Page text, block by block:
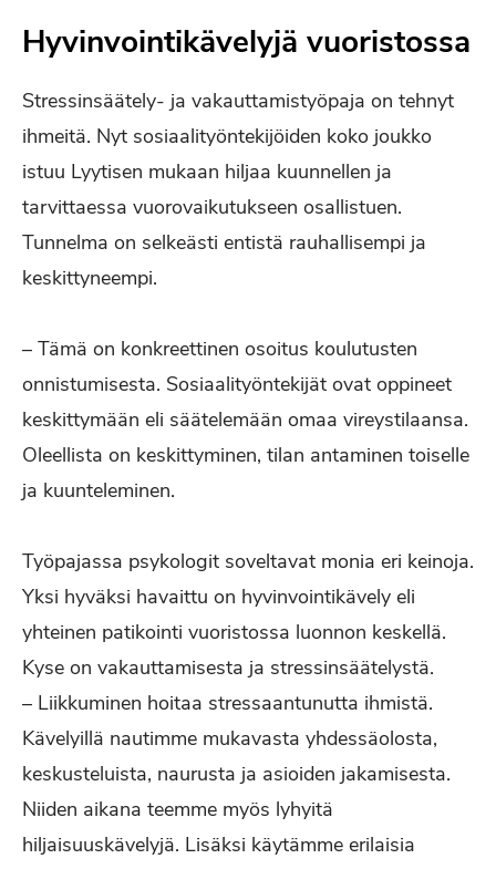
Hyvinvointikävelyjä vuoristossa
Stressinsäätely- ja vakauttamistyöpaja on tehnyt
ihmeitä. Nyt sosiaalityöntekijöiden koko joukko
istuu Lyytisen mukaan hiljaa kuunnellen ja
tarvittaessa vuorovaikutukseen osallistuen.
Tunnelma on selkeästi entistä rauhallisempi ja
keskittyneempi.
– Tämä on konkreettinen osoitus koulutusten
onnistumisesta. Sosiaalityöntekijät ovat oppineet
keskittymään eli säätelemään omaa vireystilaansa.
Oleellista on keskittyminen, tilan antaminen toiselle
ja kuunteleminen.
Työpajassa psykologit soveltavat monia eri keinoja.
Yksi hyväksi havaittu on hyvinvointikävely eli
yhteinen patikointi vuoristossa luonnon keskellä.
Kyse on vakauttamisesta ja stressinsäätelystä.
– Liikkuminen hoitaa stressaantunutta ihmistä.
Kävelyillä nautimme mukavasta yhdessäolosta,
keskusteluista, naurusta ja asioiden jakamisesta.
Niiden aikana teemme myös lyhyitä
hiljaisuuskävelyjä. Lisäksi käytämme erilaisia